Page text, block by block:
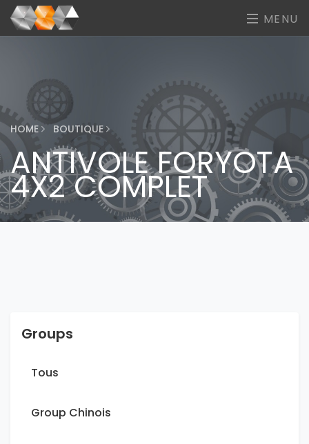
MENU
HOME BOUTIQUE
ANTIVOLE FORYOTA
4X2 COMPLET
Groups
Tous
Group Chinois